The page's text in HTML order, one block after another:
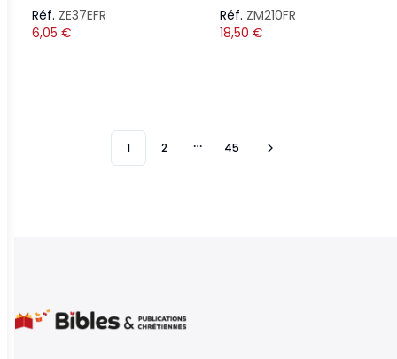
Réf. ZE37EFR
6,05 €
Réf. ZM210FR
18,50 €
1 2 More pages
45